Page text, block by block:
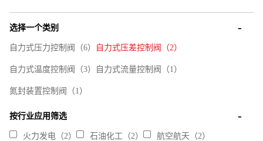
选择一个类别
自力式压力控制阀（6） 自力式压差控制阀（2）
自力式温度控制阀（3） 自力式流量控制阀（1）
氮封装置控制阀（1）
按行业应用筛选
火力发电（2） 石油化工（2） 航空航天（2）